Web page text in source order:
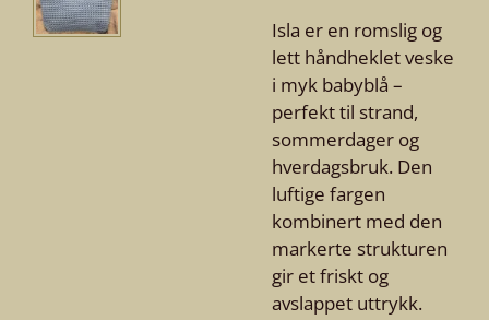
Isla er en romslig og
lett håndheklet veske
i myk babyblå –
perfekt til strand,
sommerdager og
hverdagsbruk. Den
luftige fargen
kombinert med den
markerte strukturen
gir et friskt og
avslappet uttrykk.